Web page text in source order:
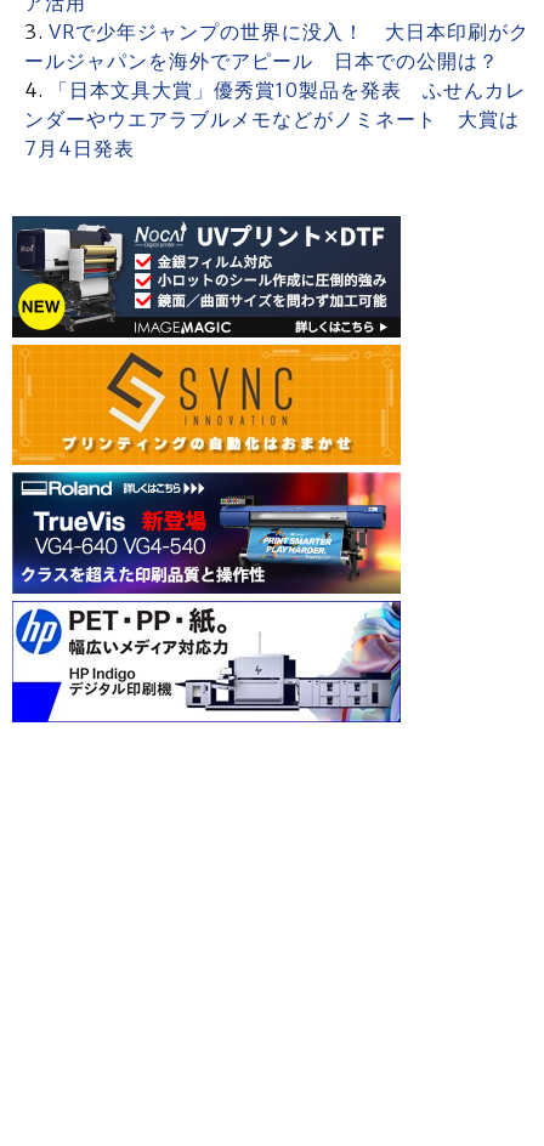
VRで少年ジャンプの世界に没入！ 大日本印刷がク
ールジャパンを海外でアピール 日本での公開は？
「日本文具大賞」優秀賞10製品を発表 ふせんカレ
ンダーやウエアラブルメモなどがノミネート 大賞は
7月4日発表